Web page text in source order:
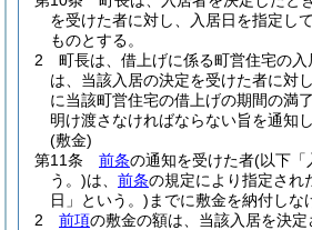
を受けた者に対し、入居日を指定し
ものとする。
2
町長は、借上げに係る町営住宅の入
は、当該入居の決定を受けた者に対し
に当該町営住宅の借上げの期間の満
明け渡さなければならない旨を通知
(敷金)
第11条
前条の通知を受けた者(以下「
う。)は、 前条の規定により指定され
日」という。) までに敷金を納付しな
2
前項の敷金の額は、当該入居を決